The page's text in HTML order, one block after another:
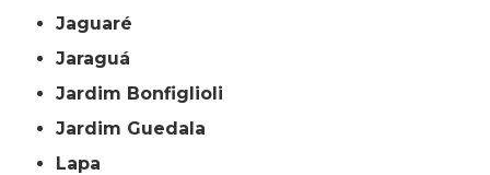
Jaguaré
Jaraguá
Jardim Bonfiglioli
Jardim Guedala
Lapa